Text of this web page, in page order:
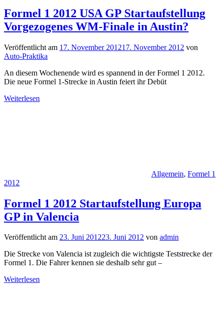
Formel 1 2012 USA GP Startaufstellung
Vorgezogenes WM-Finale in Austin?
Veröffentlicht am 17. November 201217. November 2012 von
Auto-Praktika
An diesem Wochenende wird es spannend in der Formel 1 2012.
Die neue Formel 1-Strecke in Austin feiert ihr Debüt
Weiterlesen
Allgemein, Formel 1
2012
Formel 1 2012 Startaufstellung Europa
GP in Valencia
Veröffentlicht am 23. Juni 201223. Juni 2012 von admin
Die Strecke von Valencia ist zugleich die wichtigste Teststrecke der
Formel 1. Die Fahrer kennen sie deshalb sehr gut –
Weiterlesen